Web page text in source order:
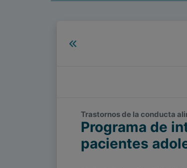
Trastornos de la conducta
Programa de
pacientes